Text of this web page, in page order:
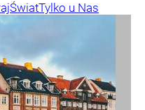
ŚwiatTylko u Nas